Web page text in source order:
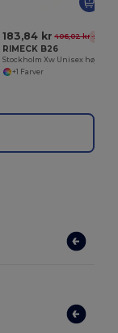
183,84 kr 406,02 kr -55%
RIMECK B26
+1 Farver